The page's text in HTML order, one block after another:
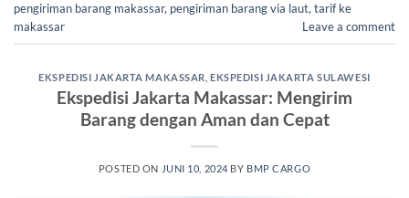
pengiriman barang makassar, pengiriman barang via laut, tarif ke
makassar
Leave a comment
EKSPEDISI JAKARTA MAKASSAR ,EKSPEDISI JAKARTA SULAWESI
Ekspedisi Jakarta Makassar: Mengirim
Barang dengan Aman dan Cepat
POSTED ON JUNI 10, 2024 BY BMP CARGO